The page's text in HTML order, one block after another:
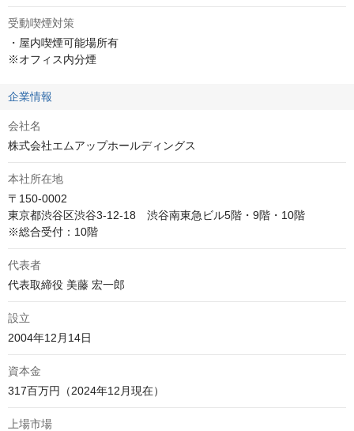
受動喫煙対策
・屋内喫煙可能場所有
※オフィス内分煙
企業情報
会社名
株式会社エムアップホールディングス
本社所在地
〒150-0002
東京都渋谷区渋谷3-12-18　渋谷南東急ビル5階・9階・10階
※総合受付：10階
代表者
代表取締役 美藤 宏一郎
設立
2004年12月14日
資本金
317百万円（2024年12月現在）
上場市場